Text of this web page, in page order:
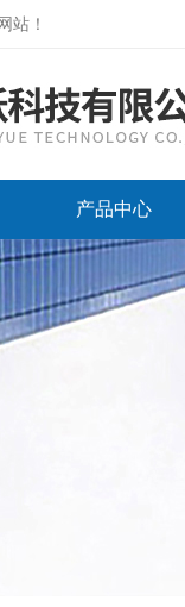
站 ！
产品中心